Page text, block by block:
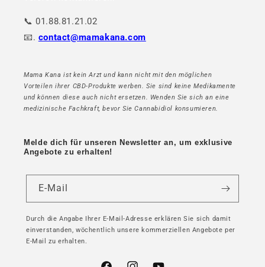
📞 01.88.81.21.02
📧. contact@mamakana.com
Mama Kana ist kein Arzt und kann nicht mit den möglichen
Vorteilen ihrer CBD-Produkte werben. Sie sind keine Medikamente
und können diese auch nicht ersetzen. Wenden Sie sich an eine
medizinische Fachkraft, bevor Sie Cannabidiol konsumieren.
Melde dich für unseren Newsletter an, um exklusive
Angebote zu erhalten!
E-Mail
Durch die Angabe Ihrer E-Mail-Adresse erklären Sie sich damit
einverstanden, wöchentlich unsere kommerziellen Angebote per
E-Mail zu erhalten.